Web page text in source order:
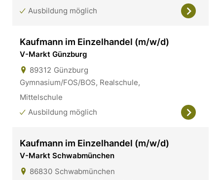
Ausbildung möglich
Kaufmann im Einzelhandel (m/w/d)
V-Markt Günzburg
89312 Günzburg
Gymnasium/FOS/BOS, Realschule,
Mittelschule
Ausbildung möglich
Kaufmann im Einzelhandel (m/w/d)
V-Markt Schwabmünchen
86830 Schwabmünchen